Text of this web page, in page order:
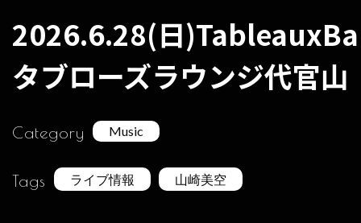
2026.6.28(日
タブローズラウンジ代官山
Category Music
Tags ライブ情報 山崎美空